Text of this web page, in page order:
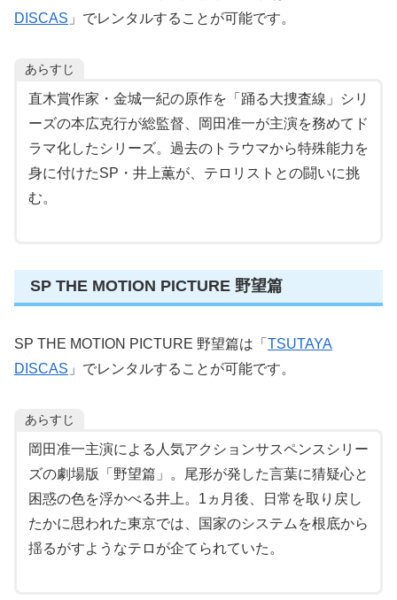
DISCAS 」でレンタルすることが可能です。
あらすじ
直木賞作家・金城一紀の原作を「踊る大捜査線」シリ
ーズの本広克行が総監督、岡田准一が主演を務めてド
ラマ化したシリーズ。過去のトラウマから特殊能力を
身に付けたSP・井上薫が、テロリストとの闘いに挑
む。
SP THE MOTION PICTURE 野望篇
SP THE MOTION PICTURE 野望篇は「 TSUTAYA
DISCAS 」でレンタルすることが可能です。
あらすじ
岡田准一主演による人気アクションサスペンスシリー
ズの劇場版「野望篇」。尾形が発した言葉に猜疑心と
困惑の色を浮かべる井上。1ヵ月後、日常を取り戻し
たかに思われた東京では、国家のシステムを根底から
揺るがすようなテロが企てられていた。